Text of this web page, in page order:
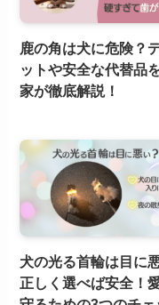
鹿の角は犬に危険？
ットや安全な代替品
家が徹底解説！
犬の光る首輪は目に
正しく選べば安全！